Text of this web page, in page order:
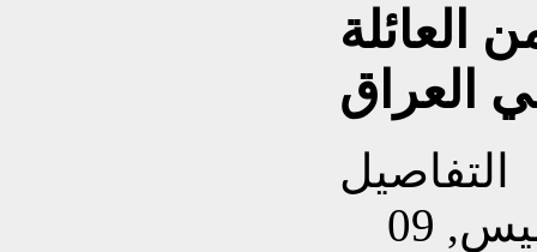
العائلة
العراق
التفاصيل
تم إنشاءه بتاريخ الخميس, 09